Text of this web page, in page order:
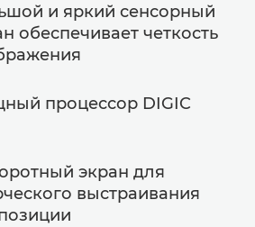
и яркий сенсорный
обеспечивает четкость
процессор DIGIC
экран для
выстраивания